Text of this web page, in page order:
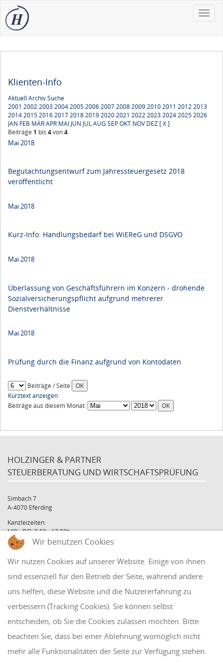
Toggle
Klienten-Info
Aktuell ArchivSuche
2001 2002200320042005200620072008200920102011 20122013
20142015201620172018201920202021 20222023202420252026
JAN FEB MÄRAPR MAI JUN JULAUG SEPOKT NOV DEZ [ X ]
Beiträge 1 bis 4von4
Mai 2018
Begutachtungsentwurf zum Jahressteuergesetz 2018
veröffentlicht
Mai 2018
Kurz-Info: Handlungsbedarf bei WiEReG und DSGVO
Mai 2018
Überlassung von Geschäftsführern im Konzern - drohende
Sozialversicherungspflicht aufgrund mehrerer
Dienstverhältnisse
Mai 2018
Prüfung durch die Finanz aufgrund von Kontodaten
Beiträge / Seite
Kurztext anzeigen
Beiträge aus diesem Monat:
HOLZINGER & PARTNER
STEUERBERATUNG UND WIRTSCHAFTSPRÜFUNG
Simbach 7
A-4070 Eferding
Kanzleizeiten:
MO - DO: 8:00 - 17:00h
FR: 8:00 - 12:00h
Tel: +43 7272 39 79 - 0
Fax: +43 7272 39 79 - 9
QUICKLINKS
Klientenbereich
Disclaimer
Wir benutzen Cookies
Wir nutzen Cookies auf unserer Website. Einige von ihnen
sind essenziell für den Betrieb der Seite, während andere
uns helfen, diese Website und die Nutzererfahrung zu
verbessern (Tracking Cookies). Sie können selbst
entscheiden, ob Sie die Cookies zulassen möchten. Bitte
beachten Sie, dass bei einer Ablehnung womöglich nicht
mehr alle Funktionalitäten der Seite zur Verfügung stehen.